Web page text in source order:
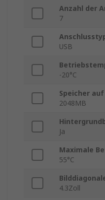
Anzahl der
7
USB
-20°C
Speicher
2048MB
Ja
Maximale
55°C
4.3Zoll